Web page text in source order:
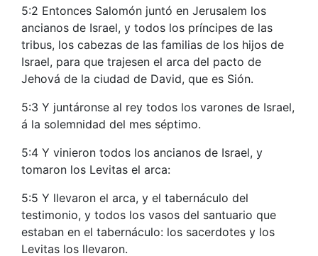
5:2 Entonces Salomón juntó en Jerusalem los
ancianos de Israel, y todos los príncipes de las
tribus, los cabezas de las familias de los hijos de
Israel, para que trajesen el arca del pacto de
Jehová de la ciudad de David, que es Sión.
5:3 Y juntáronse al rey todos los varones de Israel,
á la solemnidad del mes séptimo.
5:4 Y vinieron todos los ancianos de Israel, y
tomaron los Levitas el arca:
5:5 Y llevaron el arca, y el tabernáculo del
testimonio, y todos los vasos del santuario que
estaban en el tabernáculo: los sacerdotes y los
Levitas los llevaron.